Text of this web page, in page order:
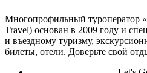
Многопрофильный туроператор
Travel) основан в 2009 году и
и въездному туризму,
билеты, отели. Доверьте свой